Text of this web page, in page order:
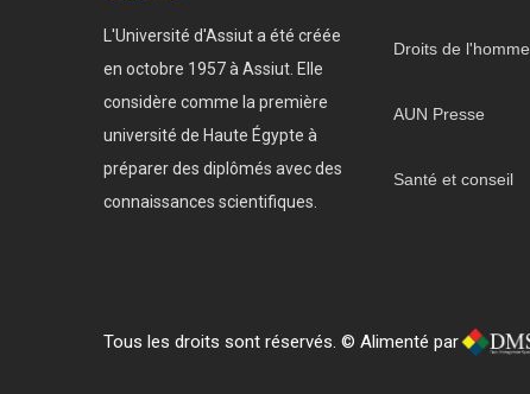
L'Université d'Assiut a été créée
en octobre 1957 à Assiut. Elle
considère comme la première
université de Haute Égypte à
préparer des diplômés avec des
connaissances scientifiques.
Droits de l'homme
AUN Presse
Santé et conseil
Tous les droits sont réservés. © Alimenté par